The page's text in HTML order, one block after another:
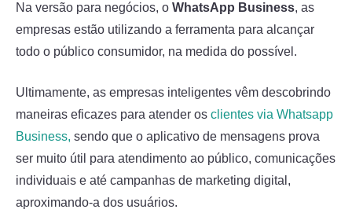
Na versão para negócios, o WhatsApp Business, as
empresas estão utilizando a ferramenta para alcançar
todo o público consumidor, na medida do possível.
Ultimamente, as empresas inteligentes vêm descobrindo
maneiras eficazes para atender os clientes via Whatsapp
Business, sendo que o aplicativo de mensagens prova
ser muito útil para atendimento ao público, comunicações
individuais e até campanhas de marketing digital,
aproximando-a dos usuários.